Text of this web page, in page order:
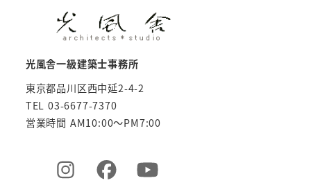
光風舎一級建築士事務所
東京都品川区西中延2-4-2
TEL 03-6677-7370
営業時間 AM10:00～PM7:00